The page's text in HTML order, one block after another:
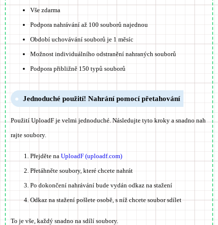
Vše zdarma
Podpora nahrávání až 100 souborů najednou
Období uchovávání souborů je 1 měsíc
Možnost individuálního odstranění nahraných souborů
Podpora přibližně 150 typů souborů
Jednoduché použití! Nahrání pomocí přetahování
Použití UploadF je velmi jednoduché. Následujte tyto kroky a snadno nah
rajte soubory.
Přejděte na UploadF (uploadf.com)
Přetáhněte soubory, které chcete nahrát
Po dokončení nahrávání bude vydán odkaz na stažení
Odkaz na stažení pošlete osobě, s níž chcete soubor sdílet
To je vše, každý snadno na sdílí soubory.